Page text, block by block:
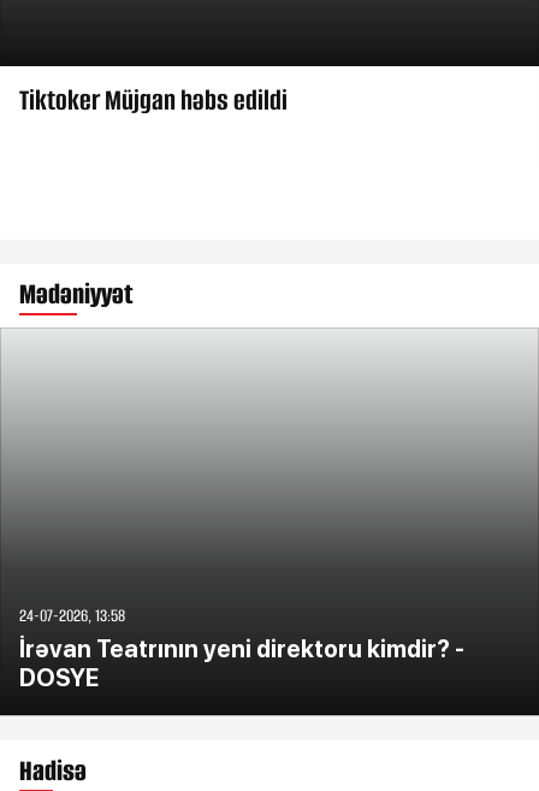
Tiktoker Müjgan həbs edildi
Mədəniyyət
24-07-2026, 13:58
İrəvan Teatrının yeni direktoru kimdir? -
DOSYE
Hadisə